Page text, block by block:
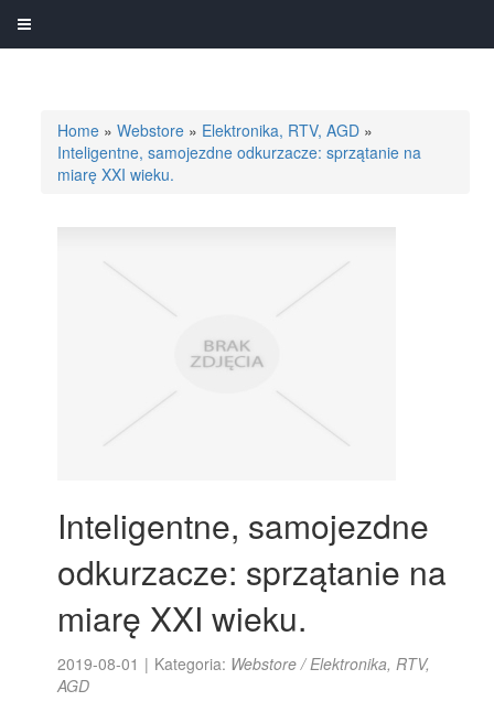
Home »Webstore » Elektronika, RTV, AGD »
Inteligentne, samojezdne odkurzacze: sprzątanie na
miarę XXI wieku.
Inteligentne, samojezdne
odkurzacze: sprzątanie na
miarę XXI wieku.
2019-08-01 | Kategoria: Webstore / Elektronika, RTV,
AGD